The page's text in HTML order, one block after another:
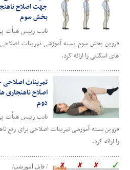
جهت اصلاح
بخش سوم
نایب رییس هیأت
قزوین بخش سوم بسته آموزشی تمرینات اصلاحی
های اسکلتی را ارائه کرد.
تمرینات
اصلاح
دوم
نایب رییس هیأت
قزوین بسته آموزشی تمرینات اصلاحی برای رفع
را ارائه کرد.
/ فایل آموزشی/